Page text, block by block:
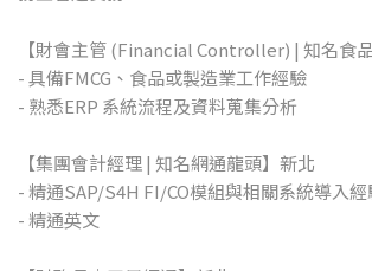
【財會主管 (Financial Controller) | 知名食
- 具備FMCG、食品或製造業工作經驗
- 熟悉ERP 系統流程及資料蒐集分析
【集團會計經理 | 知名網通龍頭】新北
- 精通SAP/S4H FI/CO模組與相關系統導入經
- 精通英文